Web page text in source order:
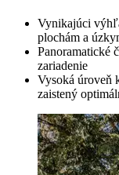
Vynikajúci
plochám a
Panoramatické
zariadenie
Vysoká úroveň
zaistený